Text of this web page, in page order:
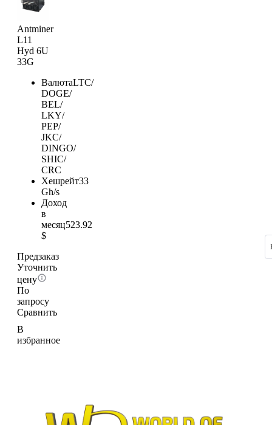
Antminer
L11
Hyd 6U
33G
ВалютаLTC/
DOGE/
BEL/
LKY/
PEP/
JKC/
DINGO/
SHIC/
CRC
Хешрейт33
Gh/s
Доход
в
месяц523.92
$
Предзаказ
Уточнить
цену
По
запросу
Сравнить
В
избранное